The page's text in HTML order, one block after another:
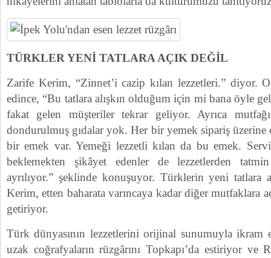
TÜRKLER YENİ TATLARA AÇIK DEĞİL
Zarife Kerim, “Zinnet’i cazip kılan lezzetleri.” diyor.
edince, “Bu tatlara alışkın olduğum için mi bana öyle
fakat gelen müşteriler tekrar geliyor. Ayrıca
dondurulmuş gıdalar yok. Her bir yemek sipariş üzerine
bir emek var. Yemeği lezzetli kılan da bu emek.
beklemekten şikâyet edenler de lezzetlerden
ayrılıyor.” şeklinde konuşuyor. Türklerin yeni tatlara
Kerim, etten baharata varıncaya kadar diğer mutfaklara
getiriyor.
Türk dünyasının lezzetlerini orijinal sunumuyla ikram
uzak coğrafyaların rüzgârını Topkapı’da estiriyor ve